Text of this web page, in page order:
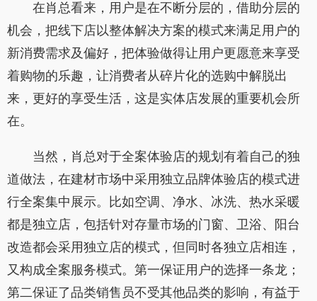
在肖总看来，用户是在不断分层的，借助分层的
机会，把线下店以整体解决方案的模式来满足用户的
新消费需求及偏好，把体验做得让用户更愿意来享受
着购物的乐趣，让消费者从碎片化的选购中解脱出
来，更好的享受生活，这是实体店发展的重要机会所
在。
当然，肖总对于全案体验店的规划有着自己的独
道做法，在建材市场中采用独立品牌体验店的模式进
行全案集中展示。比如空调、净水、冰洗、热水采暖
都是独立店，包括针对存量市场的门窗、卫浴、阳台
改造都会采用独立店的模式，但同时各独立店相连，
又构成全案服务模式。第一保证用户的选择一条龙；
第二保证了品类销售员不受其他品类的影响，有益于